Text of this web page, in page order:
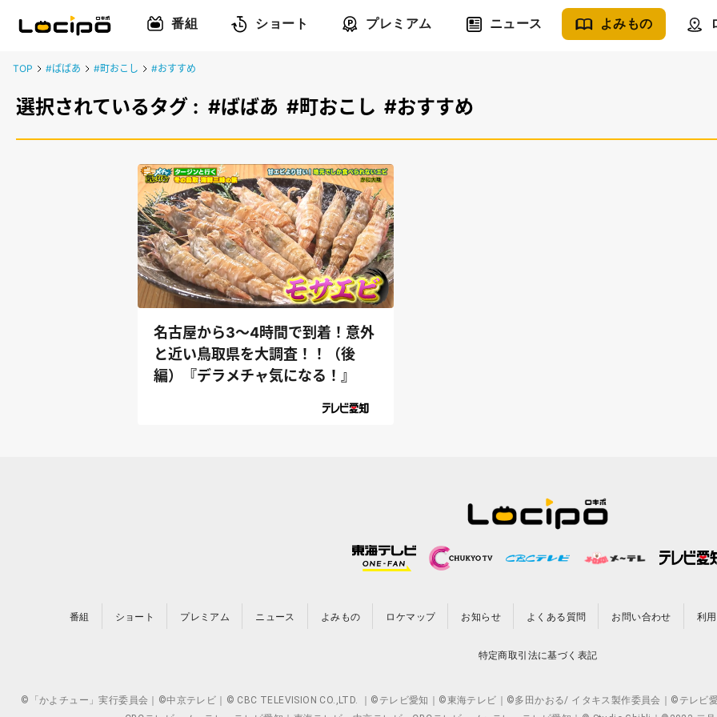
番組 ショート プレミアム ニュース よみもの
TOP #ばばあ #町おこし #おすすめ
選択されているタグ : #ばばあ #町おこし #おすすめ
名古屋から3～4時間で到着！意外
と近い鳥取県を大調査！！（後
編）『デラメチャ気になる！』
番組 ショート プレミアム ニュース よみもの ロケマップ お知らせ よくある質問 お問い合わせ 利
特定商取引法に基づく表記
©「かよチュー」実行委員会｜©中京テレビ｜© CBC TELEVISION CO.,LTD. ｜©テレビ愛知｜©東海テレビ｜©多田かおる/ イタキス製作委員会｜©テレビ